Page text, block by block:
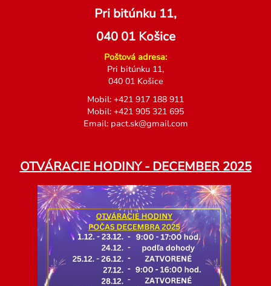
Pri bitúnku 11,
040 01 Košice
Poštová adresa:
Pri bitúnku 11,
040 01 Košice
Mobil: +421 917 188 911
Mobil: +421 905 321 695
Email: pact.sk@gmail.com
OTVÁRACIE HODINY - DECEMBER 2025